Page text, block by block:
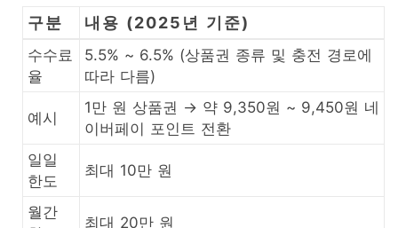
구분 내용 (2025년 기준)
수수료
율
5.5% ~ 6.5% (상품권 종류 및 충전 경로에
따라 다름)
예시
1만 원 상품권 → 약 9,350원 ~ 9,450원 네
이버페이 포인트 전환
일일
한도
최대 10만 원
월간
최대 20만 원